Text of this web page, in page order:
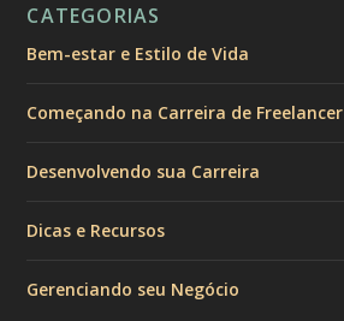
CATEGORIAS
Bem-estar e Estilo de Vida
Começando na Carreira de Freelancer
Desenvolvendo sua Carreira
Dicas e Recursos
Gerenciando seu Negócio